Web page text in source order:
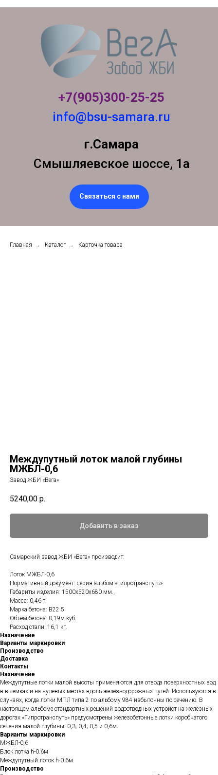
+7(905)300-25-25
info@bsu-samara.ru
г.Самара
Смышляевское шоссе, 1а
Связаться с нами
Главная → Каталог → Карточка товара
Междупутный лоток малой глубины
МЖБЛ-0,6
Завод ЖБИ «Вега»
5240,00 р.
Добавить в заказ
Самарский завод ЖБИ «Вега» производит:
Лоток МЖБЛ-0,6
Нормативный документ: серия альбом «Гипротранспуть»
Габариты изделия: 1500x520x680 мм.,
Масса: 0,46 т.
Марка бетона: B22.5
Объём бетона: 0,19м.куб.
Расход стали: 16,1 кг.
Назначение
Варианты маркировки
Производство
Доставка
Контакты
Назначение
Междупутные лотки малой высоты применяются для отвода поверхностных вод
в выемках и на нулевых местах вдоль железнодорожных путей. Используются в
случаях, когда лотки МПЛ типа 2 по альбому 984 избыточны по сечению. В
настоящем альбоме стандартных решений водоотводных устройст на железных
дорогах «Гипротранспуть» предусмотрены железобетонные лотки коробчатого
сечения малой глубины: 0,3; 0,4; 0,5 и 0,6м.
Варианты маркировки
МЖБЛ-0,6
Блок лотка h-0.6м
Междупутный лоток h-0.6м
Производство